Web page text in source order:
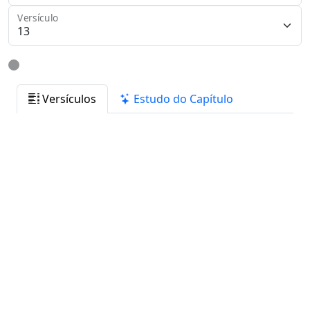
Versículo
Versículos Estudo do Capítulo